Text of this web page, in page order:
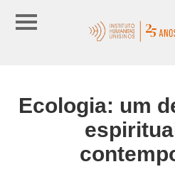
Ecologia: um